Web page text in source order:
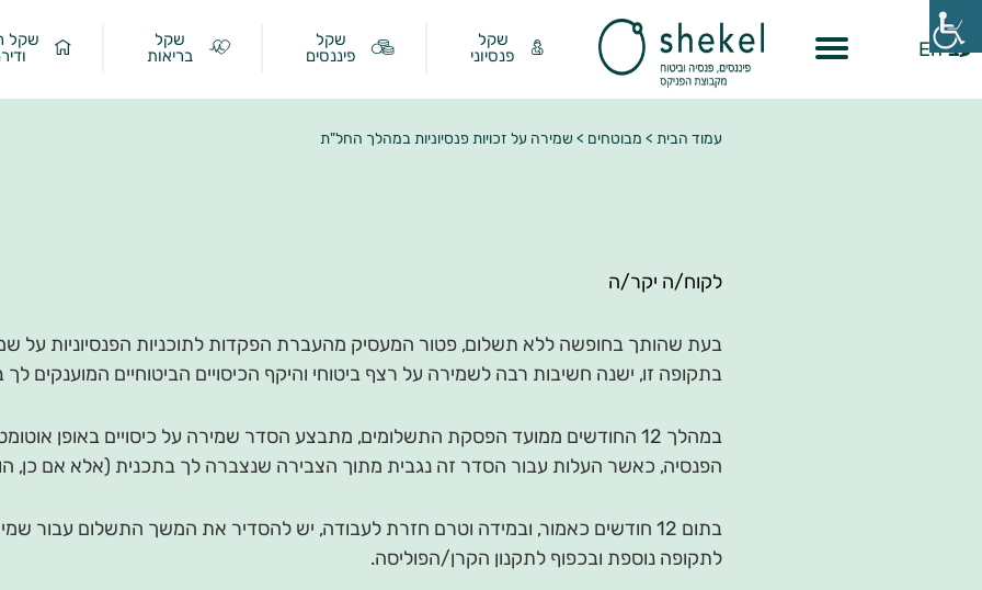
עב En
שקל
פנסיוני
שקל
פיננסים
שקל
בריאות
שקל
עמוד הבית > מבוטחים > שמירה על זכויות פנסיוניות במהלך החל"ת
לקוח/ה יקר/ה
בעת שהותך בחופשה ללא תשלום, פטור המעסיק מהעברת הפקדות לתוכניות הפנסיוניות על
בתקופה זו, ישנה חשיבות רבה לשמירה על רצף ביטוחי והיקף הכיסויים הביטוחיים המוענקים
במהלך 12 החודשים ממועד הפסקת התשלומים, מתבצע הסדר שמירה על כיסויים באופן
הפנסיה, כאשר העלות עבור הסדר זה נגבית מתוך הצבירה שנצברה לך בתכנית (אלא אם כן,
בתום 12 חודשים כאמור, ובמידה וטרם חזרת לעבודה, יש להסדיר את המשך התשלום עבור
לתקופה נוספת ובכפוף לתקנון הקרן/הפוליסה.